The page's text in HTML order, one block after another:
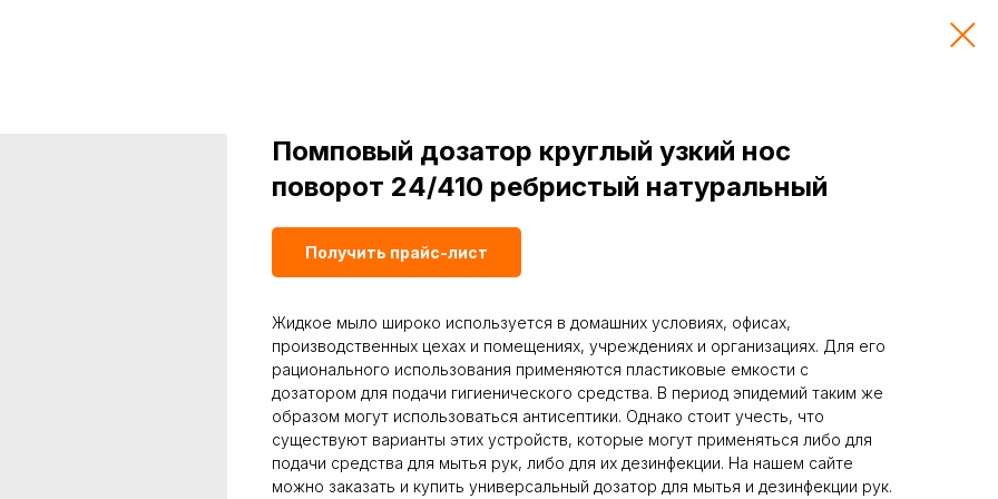
Помповый дозатор круглый узкий нос
поворот 24/410 ребристый натуральный
Получить прайс-лист
Жидкое мыло широко используется в домашних условиях, офисах,
производственных цехах и помещениях, учреждениях и организациях. Для его
рационального использования применяются пластиковые емкости с
дозатором для подачи гигиенического средства. В период эпидемий таким же
образом могут использоваться антисептики. Однако стоит учесть, что
существуют варианты этих устройств, которые могут применяться либо для
подачи средства для мытья рук, либо для их дезинфекции. На нашем сайте
можно заказать и купить универсальный дозатор для мытья и дезинфекции рук.